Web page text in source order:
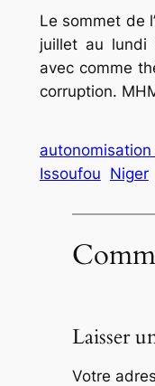
Le sommet de
juillet au lundi
avec comme
corruption.
Issoufou Niger
Laisser
Votre